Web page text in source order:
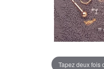
Tapez deux fois